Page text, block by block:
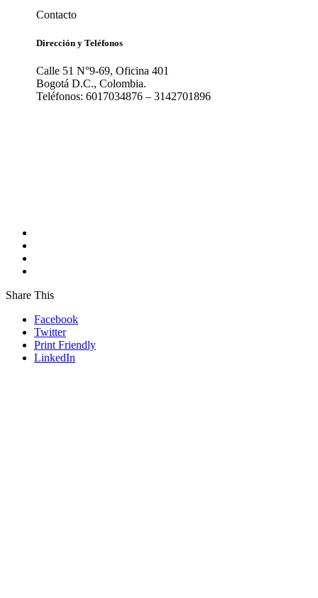
Contacto
Dirección y Teléfonos
Calle 51 N°9-69, Oficina 401
Bogotá D.C., Colombia.
Teléfonos: 6017034876 – 3142701896
Share This
Facebook
Twitter
Print Friendly
LinkedIn